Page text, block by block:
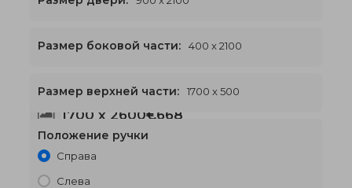
1700 x 2600€668
Размер боковой части: 400 x 2100
Размер верхней части: 1700 x 500
Положение ручки
Справа
Слева